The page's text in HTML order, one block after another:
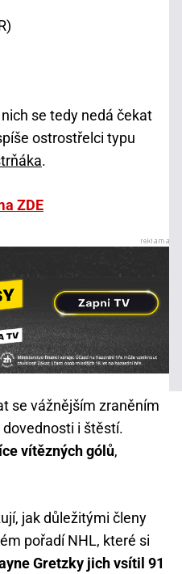
se tedy nedá čekat
ostrostřelci typu
.
ZDE
se vážnějším zraněním
i štěstí.
vítězných gólů,
jak důležitými členy
pořadí NHL, které si
Gretzky jich vsítil 91